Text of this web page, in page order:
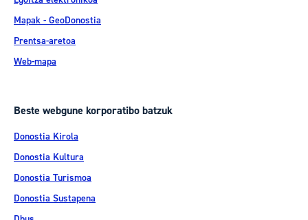
Mapak - GeoDonostia
Prentsa-aretoa
Web-mapa
Beste webgune korporatibo batzuk
Donostia Kirola
Donostia Kultura
Donostia Turismoa
Donostia Sustapena